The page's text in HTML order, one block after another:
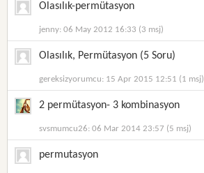
Olasılık-permütasyon
jenny: 06 May 2012 16:33 (3 msj)
Olasılık, Permütasyon (5 Soru)
gereksizyorumcu: 15 Apr 2015 12:51 (1 msj)
2 permütasyon- 3 kombinasyon
svsmumcu26: 06 Mar 2014 23:57 (5 msj)
permutasyon